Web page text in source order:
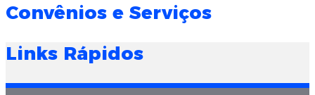
Convênios e Serviços
Links Rápidos